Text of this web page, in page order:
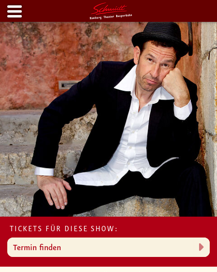
TICKETS FÜR DIESE SHOW:
Termin finden